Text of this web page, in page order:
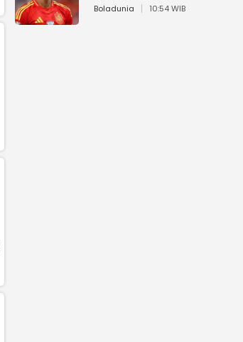
Boladunia 10:54 WIB